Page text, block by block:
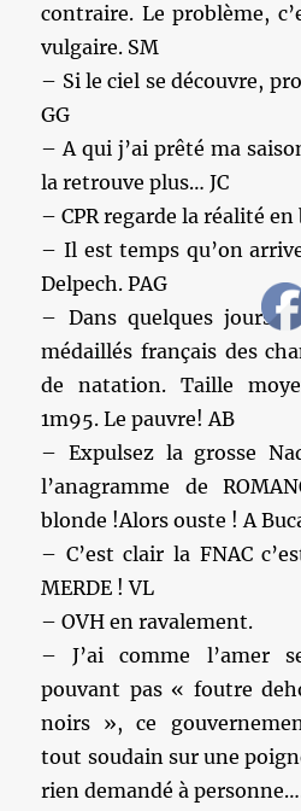
contraire. Le problème,
vulgaire. SM
– Si le ciel se découvre,
GG
– A qui j’ai prêté ma
la retrouve plus… JC
– CPR regarde la réalité
– Il est temps qu’on
Delpech. PAG
– Dans quelques jours
médaillés français des
de natation. Taille
1m95. Le pauvre! AB
– Expulsez la grosse
l’anagramme de
blonde !Alors ouste ! A
– C’est clair la FNAC
MERDE ! VL
– OVH en ravalement.
– J’ai comme l’amer
pouvant pas « foutre
noirs », ce
tout soudain sur une
rien demandé à